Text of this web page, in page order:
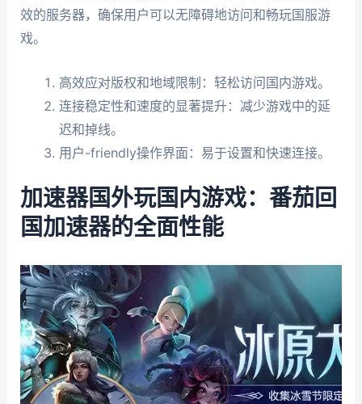
效的服务器，确保用户可以无障碍地访问和畅玩国服游
戏。
高效应对版权和地域限制：轻松访问国内游戏。
连接稳定性和速度的显著提升：减少游戏中的延
迟和掉线。
用户-friendly操作界面：易于设置和快速连接。
加速器国外玩国内游戏：番茄回
国加速器的全面性能